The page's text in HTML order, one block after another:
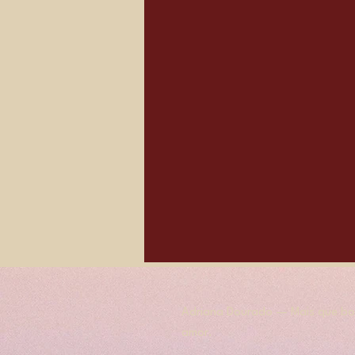
Adriana Dourado — Mais que
amor.